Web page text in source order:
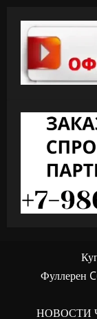
Фуллерен
НОВОСТИ